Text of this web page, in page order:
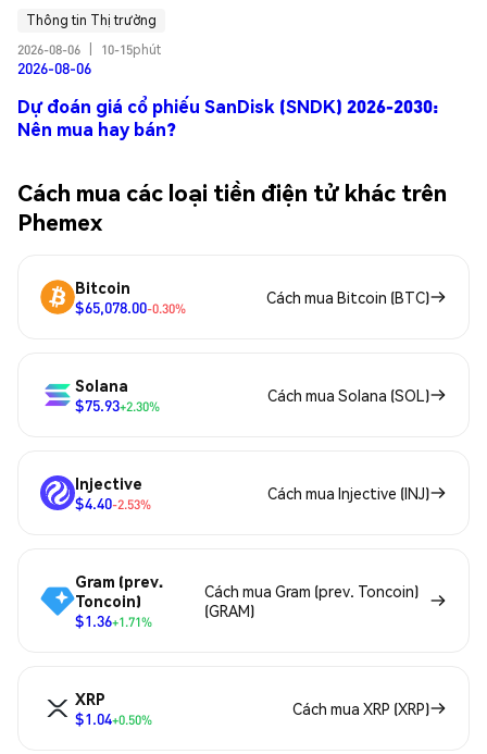
Thông tin Thị trường
2026-08-06
10-15phút
2026-08-06
Dự đoán giá cổ phiếu SanDisk (SNDK) 2026-2030:
Nên mua hay bán?
Cách mua các loại tiền điện tử khác trên
Phemex
Bitcoin
$65,078.00-0.30%
Cách mua Bitcoin (BTC)
Solana
$75.93+2.30%
Cách mua Solana (SOL)
Injective
$4.40-2.53%
Cách mua Injective (INJ)
Gram (prev.
Toncoin)
$1.36+1.71%
Cách mua Gram (prev. Toncoin)
(GRAM)
XRP
$1.04+0.50%
Cách mua XRP (XRP)